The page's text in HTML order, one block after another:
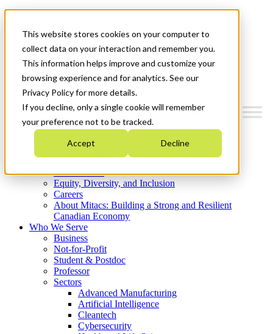
This website stores cookies on your computer to
collect data on your interaction and remember you.
This information helps improve and customize your
browsing experience and for analytics. See our
Privacy Policy for more details.
If you decline, only a single cookie will remember
your preference not to be tracked.
Accept Decline
News & Events
Get Started
Menu
Who We Are
Strategic Plan 2026-2030
What We Do
Equity, Diversity, and Inclusion
Careers
About Mitacs: Building a Strong and Resilient
Canadian Economy
Who We Serve
Business
Not-for-Profit
Student & Postdoc
Professor
Sectors
Advanced Manufacturing
Artificial Intelligence
Cleantech
Cybersecurity